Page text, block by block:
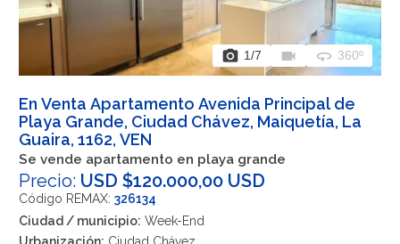
photo_camera 1/7 videocam 360 360º
En Venta Apartamento Avenida Principal de
Playa Grande, Ciudad Chávez, Maiquetía, La
Guaira, 1162, VEN
Se vende apartamento en playa grande
Precio: USD $120.000,00 USD
Código REMAX: 326134
Ciudad / municipio: Week-End